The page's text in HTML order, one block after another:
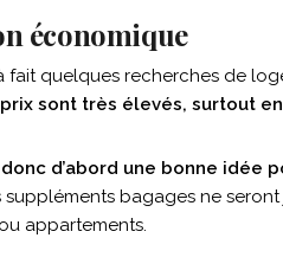
économique
fait quelques recherches de
sont très élevés, surtout
d’abord une bonne idée
bagages ne
appartements.